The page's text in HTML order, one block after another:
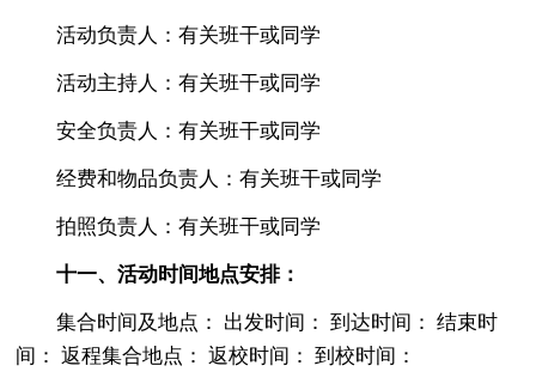
活动负责人：有关班干或同学
活动主持人：有关班干或同学
安全负责人：有关班干或同学
经费和物品负责人：有关班干或同学
拍照负责人：有关班干或同学
十一、活动时间地点安排：
集合时间及地点： 出发时间： 到达时间： 结束时
间： 返程集合地点： 返校时间： 到校时间：